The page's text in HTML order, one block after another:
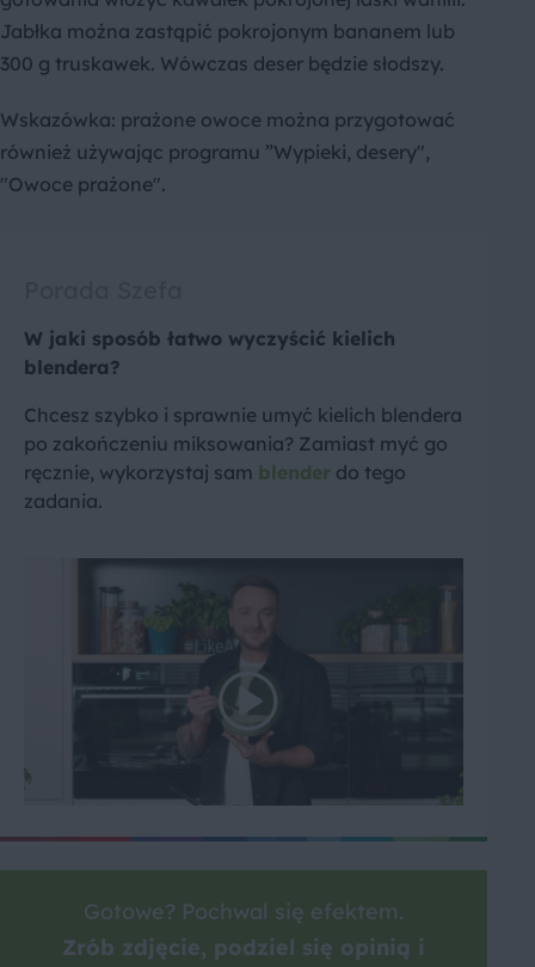
Jabłka można zastąpić pokrojonym bananem lub
300 g truskawek. Wówczas deser będzie słodszy.
Wskazówka: prażone owoce można przygotować
również używając programu ”Wypieki, desery",
"Owoce prażone".
W jaki sposób łatwo wyczyścić kielich
blendera?
Chcesz szybko i sprawnie umyć kielich blendera
po zakończeniu miksowania? Zamiast myć go
ręcznie, wykorzystaj sam blender do tego
zadania.
Gotowe? Pochwal się efektem.
Zrób zdjęcie, podziel się opinią i